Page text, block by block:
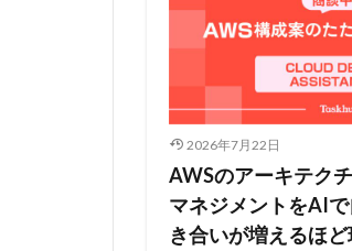
2026年7月22日
AWSのアーキテク
マネジメントをAI
き合いが増えるほ